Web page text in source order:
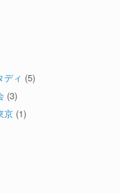
ディ (5)
(3)
京 (1)